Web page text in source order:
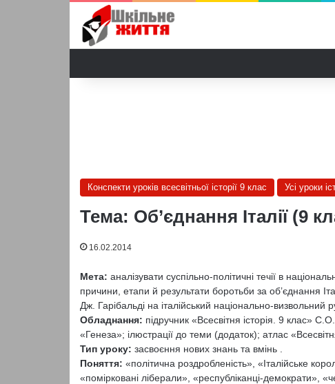
Конспекти уроків всесвітньої історії 9 клас Усі уроки
Тема: Об’єднання Італії (9
16.02.2014
Мета: аналізувати суспільно-політичні течії в
причини, етапи й результати боротьби за об’єднання
Дж. Гарібальді на італійський національно-визвольний
Обладнання: підручник «Всесвітня історія. 9 клас»
«Генеза»; ілюстрації до теми (додаток); атлас
Тип уроку: засвоєння нових знань та вмінь .
Поняття: «політична роздробленість», «Італійське
«помірковані ліберали», «республіканці-демократи»,